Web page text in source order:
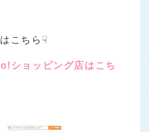
こちら☟
ショッピング店はこち